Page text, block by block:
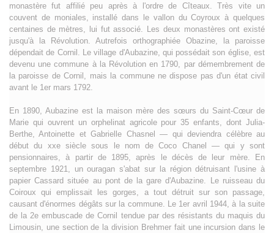
monastère fut affilié peu après à l'ordre de Cîteaux. Très vite un
couvent de moniales, installé dans le vallon du Coyroux à quelques
centaines de mètres, lui fut associé. Les deux monastères ont existé
jusqu'à la Révolution. Autrefois orthographiée Obazine, la paroisse
dépendait de Cornil. Le village d'Aubazine, qui possédait son église, est
devenu une commune à la Révolution en 1790, par démembrement de
la paroisse de Cornil, mais la commune ne dispose pas d'un état civil
avant le 1er mars 1792.
En 1890, Aubazine est la maison mère des sœurs du Saint-Cœur de
Marie qui ouvrent un orphelinat agricole pour 35 enfants, dont Julia-
Berthe, Antoinette et Gabrielle Chasnel — qui deviendra célèbre au
début du xxe siècle sous le nom de Coco Chanel — qui y sont
pensionnaires, à partir de 1895, après le décès de leur mère. En
septembre 1921, un ouragan s'abat sur la région détruisant l'usine à
papier Cassard située au pont de la gare d'Aubazine. Le ruisseau du
Coiroux qui emplissait les gorges, a tout détruit sur son passage,
causant d'énormes dégâts sur la commune. Le 1er avril 1944, à la suite
de la 2e embuscade de Cornil tendue par des résistants du maquis du
Limousin, une section de la division Brehmer fait une incursion dans le